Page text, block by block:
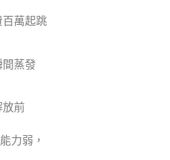
萬起跳
蒸發
前
力弱，